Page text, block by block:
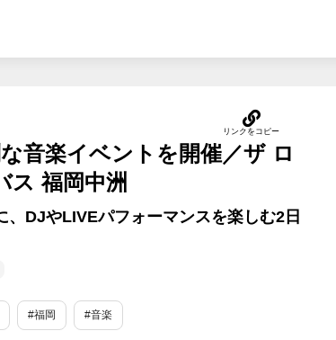
音楽イベントを開催／ザ ロ
ス 福岡中洲
、DJやLIVEパフォーマンスを楽しむ2日
#福岡 #音楽